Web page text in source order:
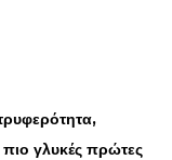
πιο γλυκές πρώτες